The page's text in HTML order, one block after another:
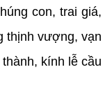
con, trai giá,
thịnh vượng, vạn
kính lễ cầu